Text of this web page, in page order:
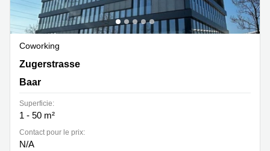
Coworking
Zugerstrasse 32, Baar
Zugerstrasse
Baar
Superficie:
1 - 50 m²
Contact pour le prix:
N/A